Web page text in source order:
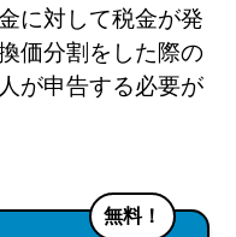
に対して税金が発
価分割をした際の
が申告する必要が
無料！